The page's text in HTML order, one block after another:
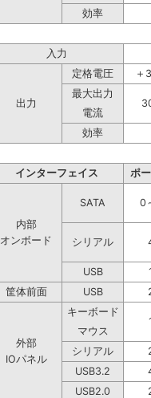
効率
入力
出力
定格電圧 ＋
最大出力
電流
効率
インターフェイス ポ
内部
オンボード
SATA
0
シリアル
USB
筐体前面
USB
外部
IOパネル
キーボード
マウス
シリアル
USB3.2
USB2.0